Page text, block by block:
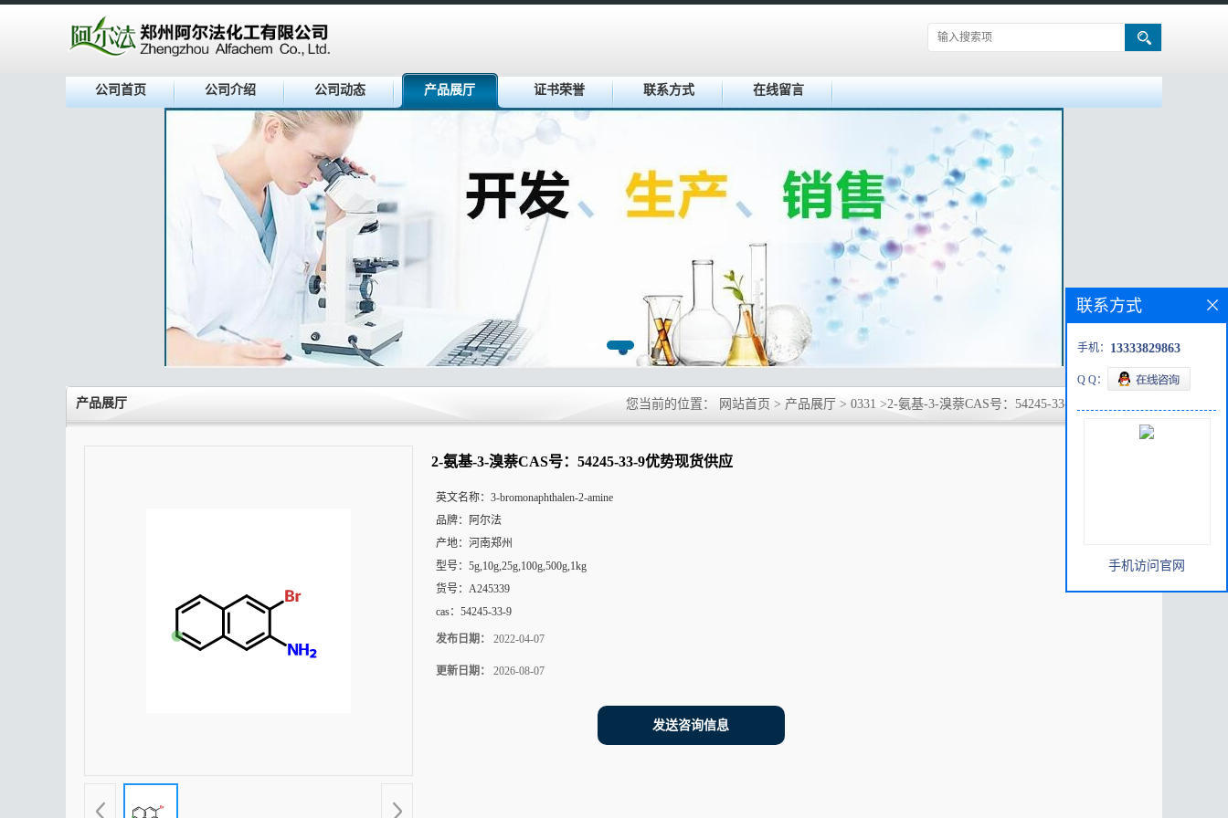
公司首页 公司介绍 公司动态 产品展厅 证书荣誉 联系方式 在线留言
产品展厅 您当前的位置： 网站首页 > 产品展厅 > 0331 >2-氨基-3-溴萘CAS号：54245-33-9优势现货供应
2-氨基-3-溴萘CAS号：54245-33-9优势现货供应
英文名称： 3-bromonaphthalen-2-amine
品牌：
阿尔法
产地： 河南郑州
型号： 5g,10g,25g,100g,500g,1kg
货号： A245339
cas： 54245-33-9
发布日期： 2022-04-07
更新日期： 2026-08-07
发送咨询信息
联系方式
手机： 13333829863
Q Q：
手机访问官网